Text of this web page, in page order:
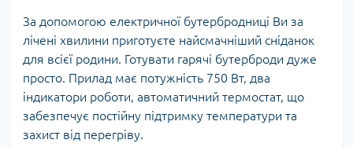
За допомогою електричної бутербродниці Ви за
лічені хвилини приготуєте найсмачніший сніданок
для всієї родини. Готувати гарячі бутерброди дуже
просто. Прилад має потужність 750 Вт, два
індикатори роботи, автоматичний термостат, що
забезпечує постійну підтримку температури та
захист від перегріву.